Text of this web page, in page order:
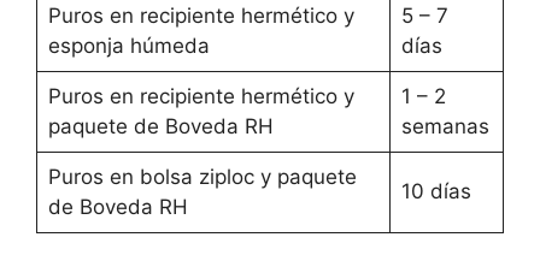
Puros en recipiente hermético y
esponja húmeda
5 – 7
días
Puros en recipiente hermético y
paquete de Boveda RH
1 – 2
semanas
Puros en bolsa ziploc y paquete
de Boveda RH
10 días